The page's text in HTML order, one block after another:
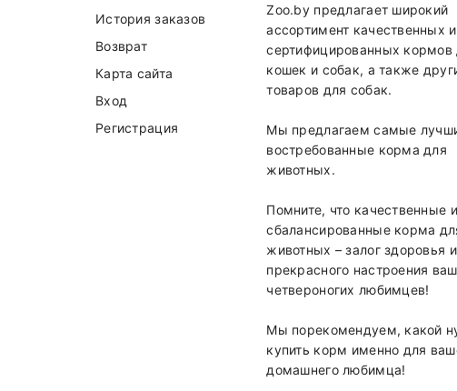
История заказов
Возврат
Карта сайта
Вход
Регистрация
Zoo.by предлагает широкий
ассортимент качественных и
сертифицированных кормов
кошек и собак, а также
товаров для собак.
Мы предлагаем самые
востребованные корма для
животных.
Помните, что качественные и
сбалансированные корма
животных – залог здоровья и
прекрасного настроения
четвероногих любимцев!
Мы порекомендуем, какой
купить корм именно для
домашнего любимца!